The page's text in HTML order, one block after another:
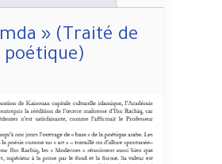
» (Traité de
poétique)